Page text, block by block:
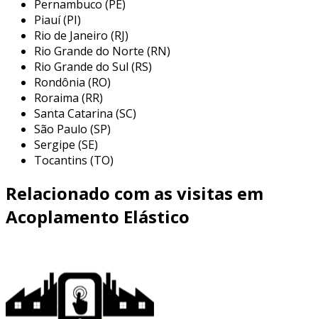
Pernambuco (PE)
Piauí (PI)
Rio de Janeiro (RJ)
Rio Grande do Norte (RN)
Rio Grande do Sul (RS)
Rondônia (RO)
Roraima (RR)
Santa Catarina (SC)
São Paulo (SP)
Sergipe (SE)
Tocantins (TO)
Relacionado com as visitas em
Acoplamento Elástico